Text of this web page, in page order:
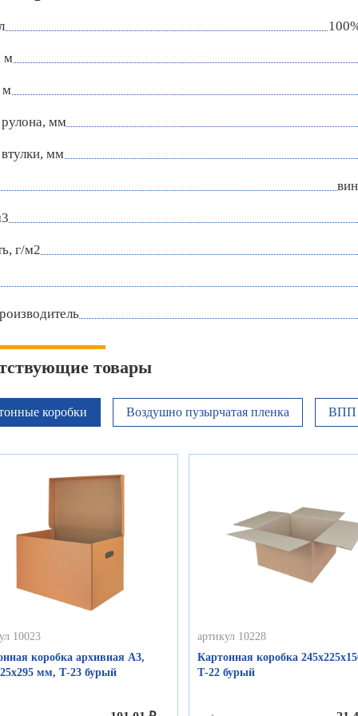
м
м
мм
мм
г/м2
товары
коробки Воздушно пузырчатая пленка ВПП
10023
коробка архивная А3,
мм, Т-23 бурый
артикул 10228
Картонная коробка
Т-22 бурый